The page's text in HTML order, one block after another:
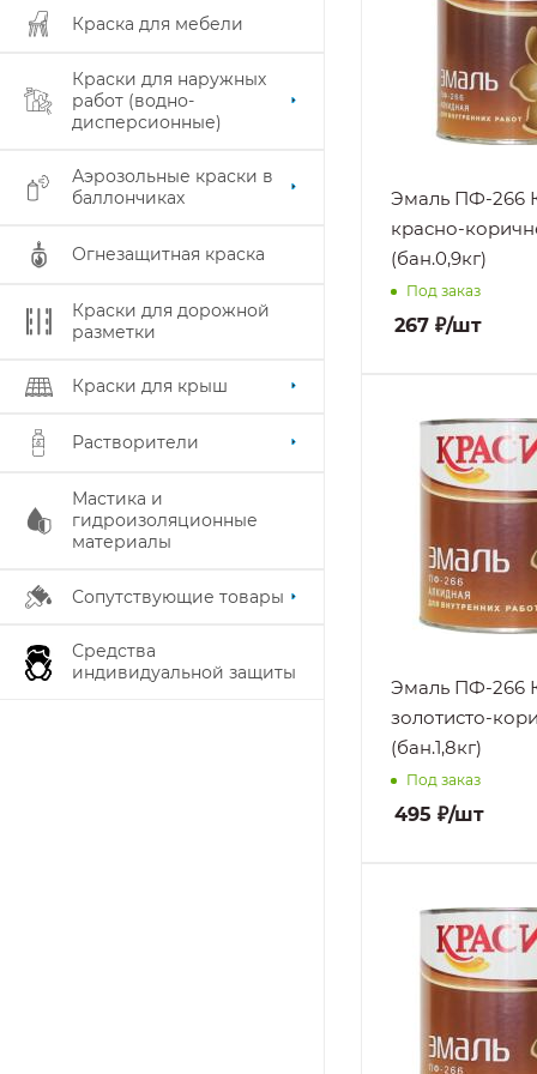
Краска для мебели
Краски для наружных
работ (водно-
дисперсионные)
Аэрозольные краски в
баллончиках
Огнезащитная краска
Краски для дорожной
разметки
Краски для крыш
Растворители
Мастика и
гидроизоляционные
материалы
Сопутствующие товары
Средства
индивидуальной защиты
При плюсовых
температурах
Стойкость к
воздействию
воды, Легкой
с применением
неабразивных
бытовых моющих
средств,
Умеренным
Эмаль ПФ-266
красно-
(бан.0,9кг)
Под заказ
267 ₽/шт
Дерево
Нанесение
При плюсовых
температурах
Стойкость к
воздействию
воды, Легкой
с применением
неабразивных
бытовых моющих
средств,
Умеренным
Эмаль ПФ-266
золотисто-
(бан.1,8кг)
Под заказ
495 ₽/шт
Дерево
Нанесение
При плюсовых
температурах
Стойкость к